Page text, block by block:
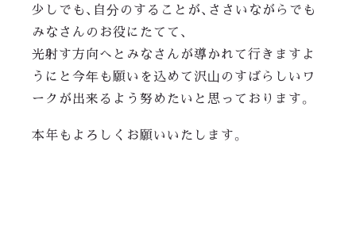
少しでも、自分のすることが、ささいながらでも
みなさんのお役にたてて、
光射す方向へとみなさんが導かれて行きますよ
うにと今年も願いを込めて沢山のすばらしいワ
ークが出来るよう努めたいと思っております。
本年もよろしくお願いいたします。